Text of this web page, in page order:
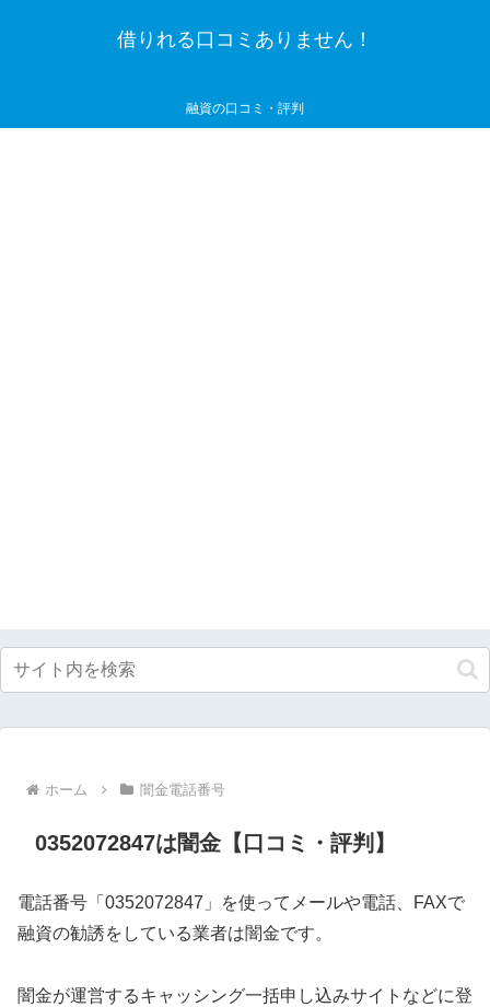
借りれる口コミありません！
融資の口コミ・評判
ホーム 闇金電話番号
0352072847は闇金【口コミ・評判】
電話番号「0352072847」を使ってメールや電話、FAXで
融資の勧誘をしている業者は闇金です。
闇金が運営するキャッシング一括申し込みサイトなどに登